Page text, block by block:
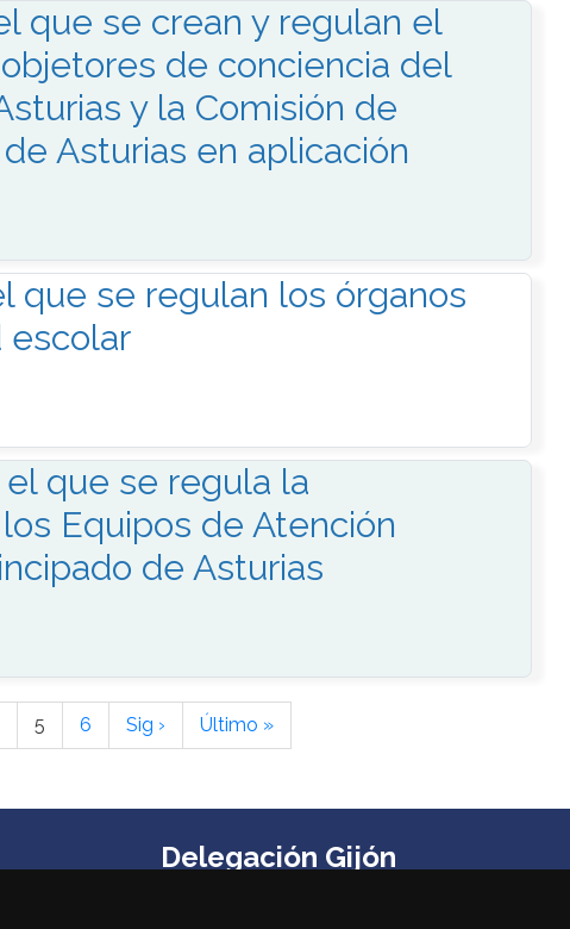
que se crean y regulan el
de conciencia del
y la Comisión de
Asturias en aplicación
que se regulan los órganos
escolar
que se regula la
Equipos de Atención
de Asturias
5 6 Sig › Último »
Delegación Gijón